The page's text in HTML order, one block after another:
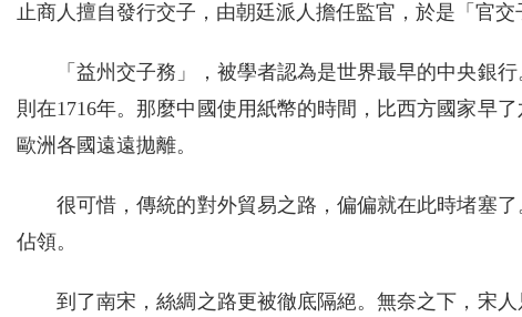
止商人擅自發行交子，由朝廷派人擔任監官，於是「官交
「益州交子務」，被學者認為是世界最早的中央銀
則在1716年。那麼中國使用紙幣的時間，比西方國家早
歐洲各國遠遠拋離。
很可惜，傳統的對外貿易之路，偏偏就在此時堵塞
佔領。
到了南宋，絲綢之路更被徹底隔絕。無奈之下，宋